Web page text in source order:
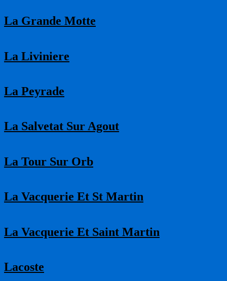
La Grande Motte
La Liviniere
La Peyrade
La Salvetat Sur Agout
La Tour Sur Orb
La Vacquerie Et St Martin
La Vacquerie Et Saint Martin
Lacoste